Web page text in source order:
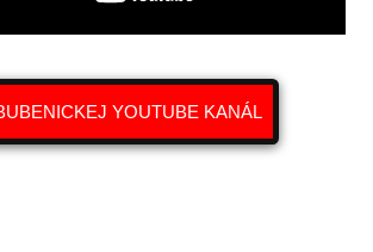
YOUTUBE KANÁL